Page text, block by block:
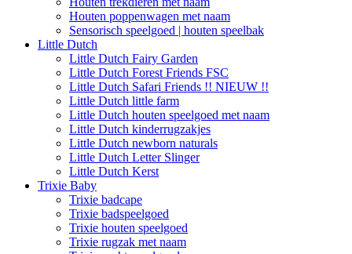
Houten poppenwagen met naam
Sensorisch speelgoed | houten speelbak
Little Dutch
Little Dutch Fairy Garden
Little Dutch Forest Friends FSC
Little Dutch Safari Friends !! NIEUW !!
Little Dutch little farm
Little Dutch houten speelgoed met naam
Little Dutch kinderrugzakjes
Little Dutch newborn naturals
Little Dutch Letter Slinger
Little Dutch Kerst
Trixie Baby
Trixie badcape
Trixie badspeelgoed
Trixie houten speelgoed
Trixie rugzak met naam